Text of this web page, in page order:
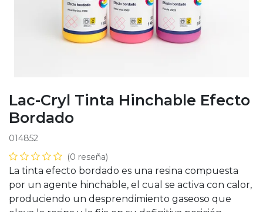
Lac-Cryl Tinta Hinchable Efecto
Bordado
014852
(0 reseña)
La tinta efecto bordado es una resina compuesta
por un agente hinchable, el cual se activa con calor,
produciendo un desprendimiento gaseoso que